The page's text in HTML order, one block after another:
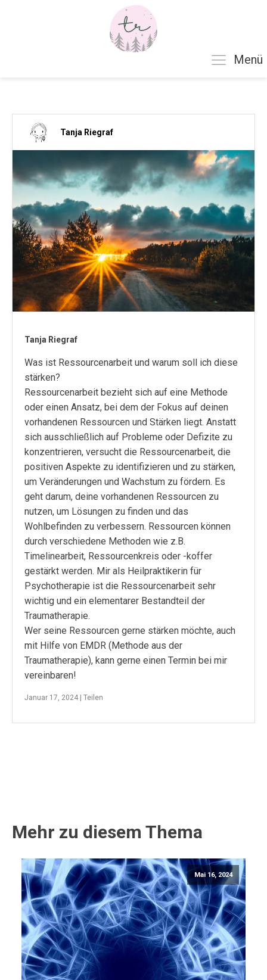
Menü
Tanja Riegraf
Tanja Riegraf
Was ist Ressourcenarbeit und warum soll ich diese
stärken?
Ressourcenarbeit bezieht sich auf eine Methode
oder einen Ansatz, bei dem der Fokus auf deinen
vorhandenen Ressourcen und Stärken liegt. Anstatt
sich ausschließlich auf Probleme oder Defizite zu
konzentrieren, versucht die Ressourcenarbeit, die
positiven Aspekte zu identifizieren und zu stärken,
um Veränderungen und Wachstum zu fördern. Es
geht darum, deine vorhandenen Ressourcen zu
nutzen, um Lösungen zu finden und das
Wohlbefinden zu verbessern. Ressourcen können
durch verschiedene Methoden wie z.B.
Timelinearbeit, Ressourcenkreis oder -koffer
gestärkt werden. Mir als Heilpraktikerin für
Psychotherapie ist die Ressourcenarbeit sehr
wichtig und ein elementarer Bestandteil der
Traumatherapie.
Wer seine Ressourcen gerne stärken möchte, auch
mit Hilfe von EMDR (Methode aus der
Traumatherapie), kann gerne einen Termin bei mir
vereinbaren!
Januar 17, 2024 | Teilen
Mehr zu diesem Thema
Mai 16, 2024